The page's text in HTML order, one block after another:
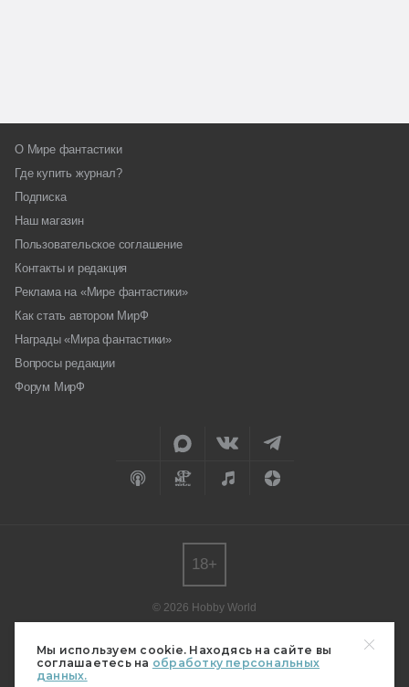
Мы используем cookie. Находясь на сайте вы
соглашаетесь на обработку персональных
данных.
О Мире фантастики
Где купить журнал?
Подписка
Наш магазин
Пользовательское соглашение
Контакты и редакция
Реклама на «Мире фантастики»
Как стать автором МирФ
Награды «Мира фантастики»
Вопросы редакции
Форум МирФ
© 2026 Hobby World
редакции.
Мнение авторов может не совпадать с мнением редакции.
Свидетельство о регистрации СМИ серия Эл № ФС77-82485
18+